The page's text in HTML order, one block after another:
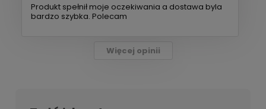
Produkt spełnił moje oczekiwania a dostawa byla
bardzo szybka. Polecam
Więcej opinii